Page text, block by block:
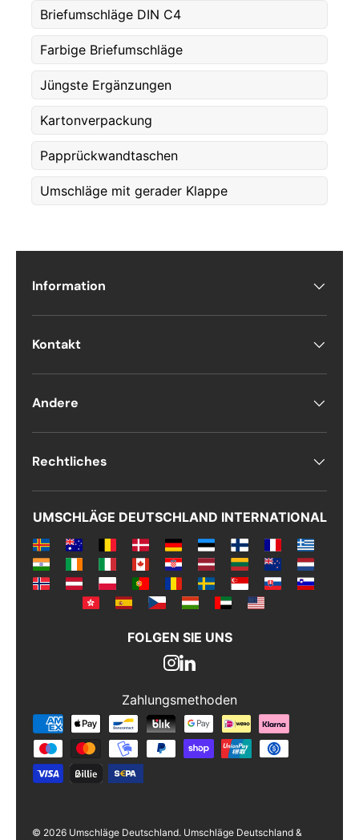
Etternavn *
E-post *
Telefon
Antall
Kommentarer
Briefumschläge DIN C4
Farbige Briefumschläge
Jüngste Ergänzungen
Kartonverpackung
Papprückwandtaschen
Umschläge mit gerader Klappe
Information
Kontakt
Andere
Rechtliches
UMSCHLÄGE DEUTSCHLAND INTERNATIONAL
FOLGEN SIE UNS
Zahlungsmethoden
Zahlungsmethoden
© 2026 Umschläge Deutschland. Umschläge Deutschland &